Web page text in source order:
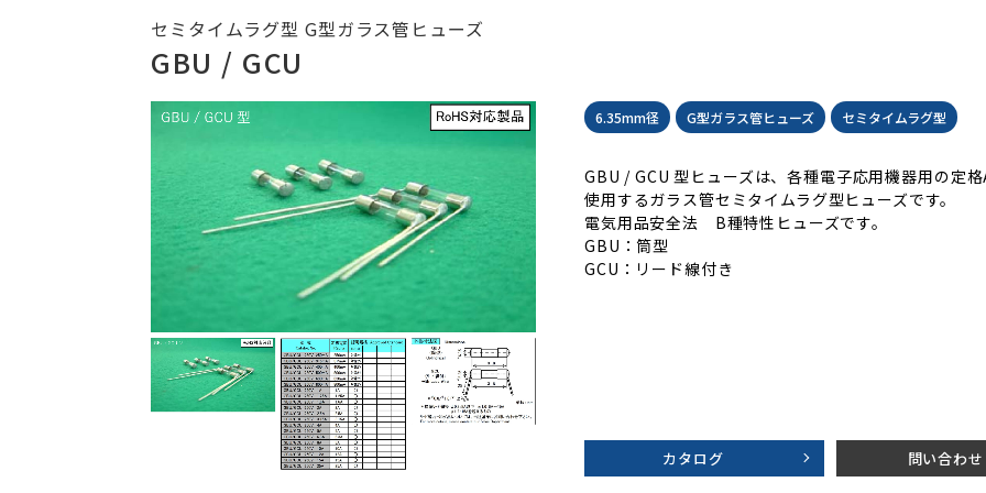
セミタイムラグ型 G型ガラス管ヒューズ
GBU / GCU
6.35mm径 G型ガラス管ヒューズ セミタイムラグ型
GBU / GCU 型ヒューズは、各種電子応用機器用の定
使用するガラス管セミタイムラグ型ヒューズです。
電気用品安全法 B種特性ヒューズです。
GBU：筒型
GCU：リード線付き
カタログ 問い合わせ